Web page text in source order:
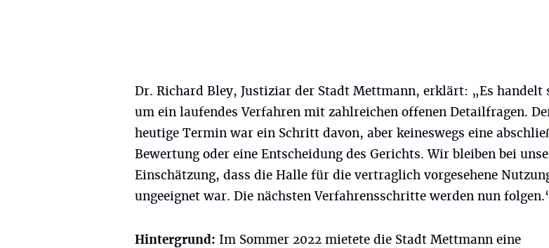
Dr. Richard Bley, Justiziar der Stadt Mettmann, erklärt: „Es handelt
um ein laufendes Verfahren mit zahlreichen offenen Detailfragen.
heutige Termin war ein Schritt davon, aber keineswegs eine
Bewertung oder eine Entscheidung des Gerichts. Wir bleiben bei
Einschätzung, dass die Halle für die vertraglich vorgesehene
ungeeignet war. Die nächsten Verfahrensschritte werden nun
Hintergrund: Im Sommer 2022 mietete die Stadt Mettmann eine